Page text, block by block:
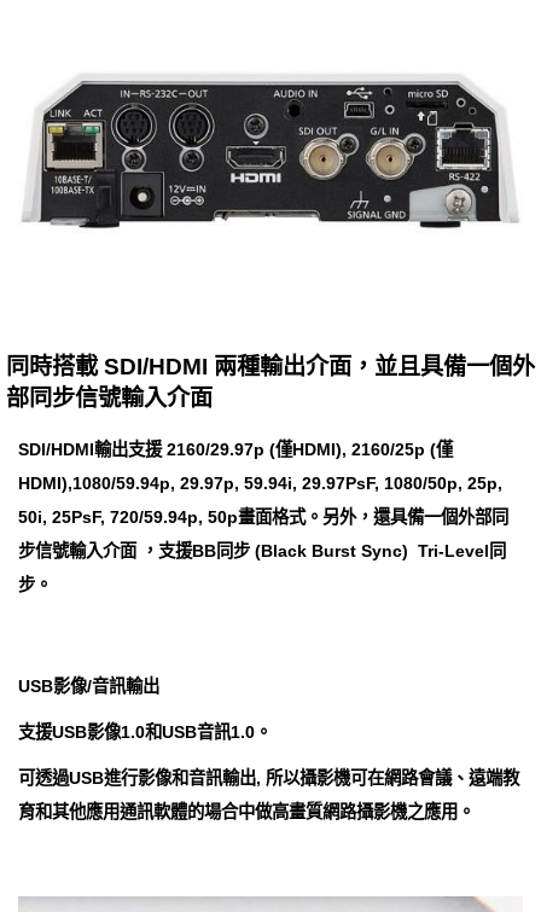
同時搭載 SDI/HDMI 兩種輸出介面，並且具備一個外
部同步信號輸入介面
SDI/HDMI輸出支援 2160/29.97p (僅HDMI), 2160/25p (僅
HDMI),1080/59.94p, 29.97p, 59.94i, 29.97PsF, 1080/50p, 25p,
50i, 25PsF, 720/59.94p, 50p畫面格式。另外，還具備一個外部同
步信號輸入介面 ，支援BB同步 (Black Burst Sync) Tri-Level同
步。
USB影像/音訊輸出
支援USB影像1.0和USB音訊1.0。
可透過USB進行影像和音訊輸出, 所以攝影機可在網路會議、遠端教
育和其他應用通訊軟體的場合中做高畫質網路攝影機之應用。